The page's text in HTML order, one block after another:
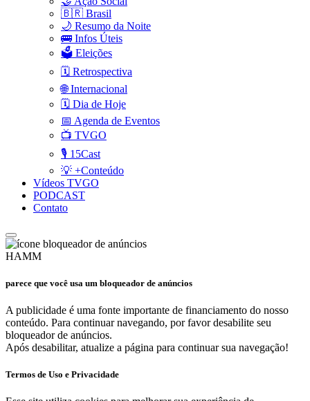
🇧🇷 Brasil
🌙 Resumo da Noite
🚌 Infos Úteis
🗳️ Eleições
🗓️ Retrospectiva
🌐 Internacional
🗓️ Dia de Hoje
📅 Agenda de Eventos
📺 TVGO
🎙️ 15Cast
💡 +Conteúdo
Vídeos TVGO
PODCAST
Contato
HAMM
parece que você usa um bloqueador de anúncios
A publicidade é uma fonte importante de financiamento do nosso
conteúdo. Para continuar navegando, por favor desabilite seu
bloqueador de anúncios.
Após desabilitar, atualize a página para continuar sua navegação!
Termos de Uso e Privacidade